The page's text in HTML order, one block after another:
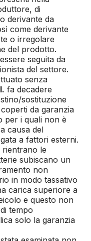
di
derivante da
come derivante
o irregolare
del prodotto.
seguita da
del settore.
senza
fa decadere
sostituzione
da garanzia
per i quali non è
causa del
a fattori esterni.
rientrano le
subiscano un
non
in modo tassativo
carica superiore a
e questo non
tempo
solo la garanzia